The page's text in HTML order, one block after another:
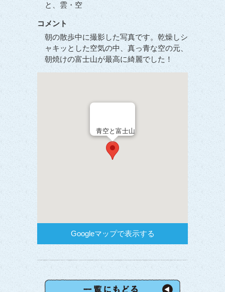
と、雲・空
コメント
朝の散歩中に撮影した写真です。乾燥しシ
ャキッとした空気の中、真っ青な空の元、
朝焼けの富士山が最高に綺麗でした！
青空と富士山
Googleマップで表示する